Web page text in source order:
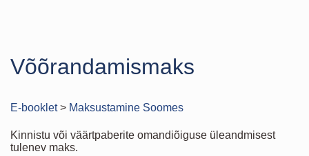
Võõrandamismaks
E-booklet> Maksustamine Soomes
Kinnistu või väärtpaberite omandiõiguse üleandmisest
tulenev maks.